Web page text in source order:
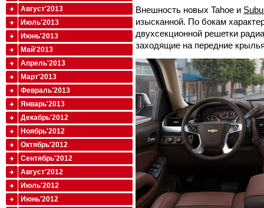
Внешность новых Tahoe и
изысканной. По бокам
двухсекционной решетки
заходящие на передние
Август'2013
Июль'2013
Июнь'2013
Май'2013
Апрель'2013
Март'2013
Февраль'2013
Январь'2013
Декабрь'2012
Ноябрь'2012
Октябрь'2012
Сентябрь'2012
Август'2012
Июль'2012
Июнь'2012